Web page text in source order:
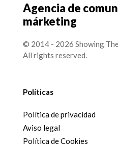
Agencia de
márketing
© 2014 - 2026 Showing
All rights reserved.
Políticas
Política de privacidad
Aviso legal
Política de Cookies